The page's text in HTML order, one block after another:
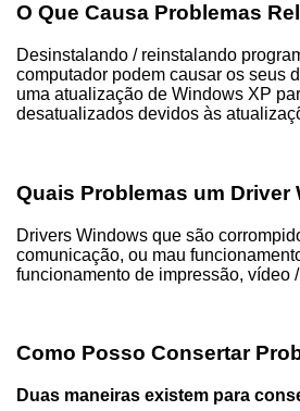
O Que Causa Problemas
Desinstalando / reinstalando
computador podem causar os seus
uma atualização de Windows XP
desatualizados devidos às
Quais Problemas um
Drivers Windows que são
comunicação, ou mau
funcionamento de impressão, vídeo
Como Posso Consertar
Duas maneiras existem para